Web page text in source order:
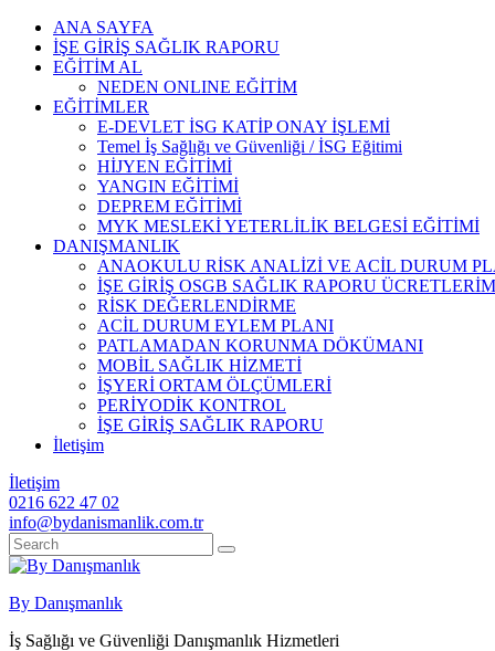
Skip
content
ANA SAYFA
İŞE GİRİŞ SAĞLIK RAPORU
EĞİTİM AL
NEDEN ONLINE EĞİTİM
EĞİTİMLER
E-DEVLET İSG KATİP ONAY İŞLEMİ
Temel İş Sağlığı ve Güvenliği / İSG Eğitimi
HİJYEN EĞİTİMİ
YANGIN EĞİTİMİ
DEPREM EĞİTİMİ
MYK MESLEKİ YETERLİLİK BELGESİ EĞİTİMİ
DANIŞMANLIK
ANAOKULU RİSK ANALİZİ VE ACİL DURUM
İŞE GİRİŞ OSGB SAĞLIK RAPORU
RİSK DEĞERLENDİRME
ACİL DURUM EYLEM PLANI
PATLAMADAN KORUNMA DÖKÜMANI
MOBİL SAĞLIK HİZMETİ
İŞYERİ ORTAM ÖLÇÜMLERİ
PERİYODİK KONTROL
İŞE GİRİŞ SAĞLIK RAPORU
İletişim
İletişim
0216 622 47 02
info@bydanismanlik.com.tr
By Danışmanlık
İş Sağlığı ve Güvenliği Danışmanlık Hizmetleri